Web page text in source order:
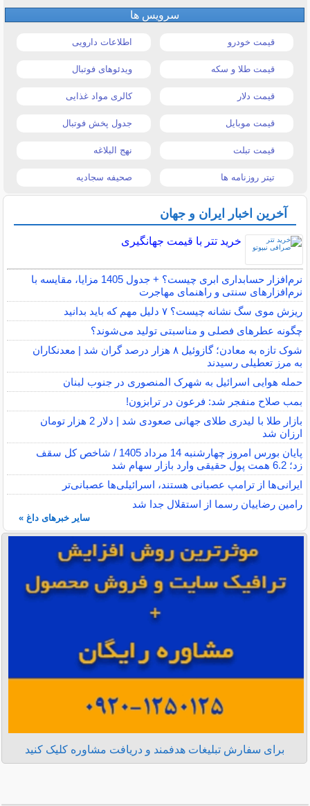
سرویس ها
قیمت خودرو اطلاعات دارویی
قیمت طلا و سکه ویدئوهای فوتبال
قیمت دلار کالری مواد غذایی
قیمت موبایل جدول پخش فوتبال
قیمت تبلت نهج البلاغه
تیتر روزنامه ها صحیفه سجادیه
آخرین اخبار ایران و جهان
خرید تتر با قیمت جهانگیری
نرم‌افزار حسابداری ابری چیست؟ + جدول 1405 مزایا، مقایسه با
نرم‌افزارهای سنتی و راهنمای مهاجرت
ریزش موی سگ نشانه چیست؟ ۷ دلیل مهم که باید بدانید
چگونه عطرهای فصلی و مناسبتی تولید می‌شوند؟
شوک تازه به معادن؛ گازوئیل ۸ هزار درصد گران شد | معدنکاران
به مرز تعطیلی رسیدند
حمله هوایی اسرائیل به شهرک المنصوری در جنوب لبنان
بمب صلاح منفجر شد: فرعون در ترابزون!
بازار طلا با لیدری طلای جهانی صعودی شد | دلار 2 هزار تومان
ارزان شد
پایان بورس امروز چهارشنبه 14 مرداد 1405 / شاخص کل سقف
زد؛ 6.2 همت پول حقیقی وارد بازار سهام شد
ایرانی‌ها از ترامپ عصبانی هستند، اسرائیلی‌ها عصبانی‌تر
رامین رضاییان رسما از استقلال جدا شد
سایر خبرهای داغ »
برای سفارش تبلیغات هدفمند و دریافت مشاوره کلیک کنید